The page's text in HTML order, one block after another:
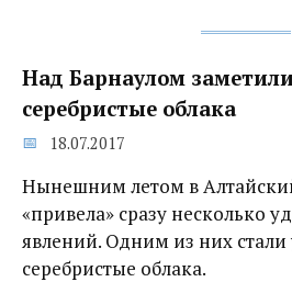
Над Барнаулом
серебристые облака
18.07.2017
Нынешним летом в
«привела» сразу несколько
явлений. Одним из них
серебристые облака.